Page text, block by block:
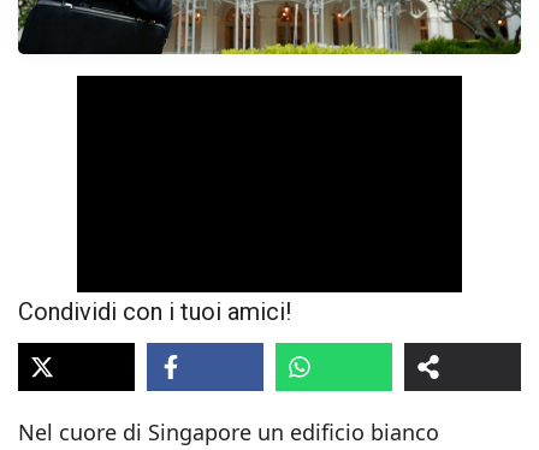
Condividi con i tuoi amici!
Nel cuore di Singapore un edificio bianco